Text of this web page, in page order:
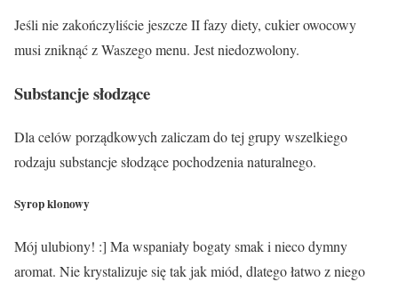
Jeśli nie zakończyliście jeszcze II fazy diety, cukier owocowy
musi zniknąć z Waszego menu. Jestniedozwolony.
Substancje słodzące
Dla celów porządkowych zaliczam do tej grupy wszelkiego
rodzaju substancje słodzące pochodzenia naturalnego.
Syrop klonowy
Mój ulubiony! :] Ma wspaniały bogaty smak i nieco dymny
aromat. Nie krystalizuje się tak jak miód, dlatego łatwo z niego